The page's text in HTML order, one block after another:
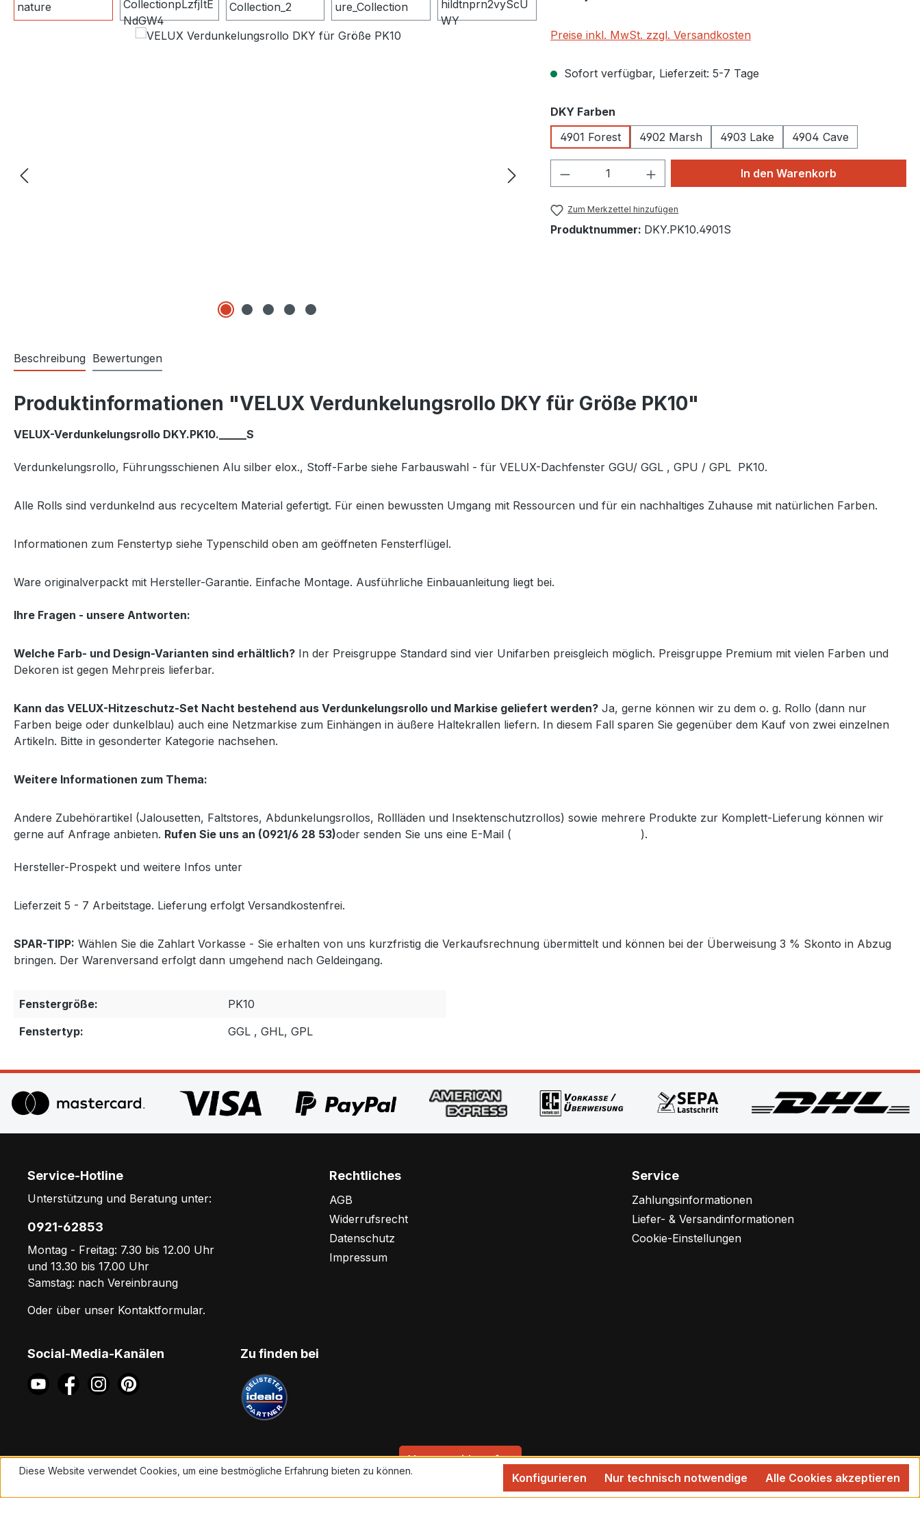
Preise inkl. MwSt. zzgl. Versandkosten
Sofort verfügbar, Lieferzeit: 5-7 Tage
DKY Farben
4901 Forest
4902 Marsh 4903 Lake 4904 Cave
Produkt Anzahl: Gib den gewünschten Wert
In den Warenkorb
Zum Merkzettel hinzufügen
Produktnummer: DKY.PK10.4901S
Beschreibung Bewertungen
Produktinformationen "VELUX Verdunkelungsrollo DKY für Größe PK10"
VELUX-Verdunkelungsrollo DKY.PK10._____S
Verdunkelungsrollo, Führungsschienen Alu silber elox., Stoff-Farbe siehe Farbauswahl - für VELUX-Dachfenster GGU/ GGL , GPU / GPL PK10.
Alle Rolls sind verdunkelnd aus recyceltem Material gefertigt. Für einen bewussten Umgang mit Ressourcen und für ein nachhaltiges Zuhause mit natürlichen Farben.
Informationen zum Fenstertyp siehe Typenschild oben am geöffneten Fensterflügel.
Ware originalverpackt mit Hersteller-Garantie. Einfache Montage. Ausführliche Einbauanleitung liegt bei.
Ihre Fragen - unsere Antworten:
Welche Farb- und Design-Varianten sind erhältlich? In der Preisgruppe Standard sind vier Unifarben preisgleich möglich. Preisgruppe Premium mit vielen Farben und
Dekoren ist gegen Mehrpreis lieferbar.
Kann das VELUX-Hitzeschutz-Set Nacht bestehend aus Verdunkelungsrollo und Markise geliefert werden? Ja, gerne können wir zu dem o. g. Rollo (dann nur
Farben beige oder dunkelblau) auch eine Netzmarkise zum Einhängen in äußere Haltekrallen liefern. In diesem Fall sparen Sie gegenüber dem Kauf von zwei einzelnen
Artikeln. Bitte in gesonderter Kategorie nachsehen.
Weitere Informationen zum Thema:
Andere Zubehörartikel (Jalousetten, Faltstores, Abdunkelungsrollos, Rollläden und Insektenschutzrollos) sowie mehrere Produkte zur Komplett-Lieferung können wir
gerne auf Anfrage anbieten. Rufen Sie uns an (0921/6 28 53)oder senden Sie uns eine E-Mail ( ).
Hersteller-Prospekt und weitere Infos unter
Lieferzeit 5 - 7 Arbeitstage. Lieferung erfolgt Versandkostenfrei.
SPAR-TIPP: Wählen Sie die Zahlart Vorkasse - Sie erhalten von uns kurzfristig die Verkaufsrechnung übermittelt und können bei der Überweisung 3 % Skonto in Abzug
bringen. Der Warenversand erfolgt dann umgehend nach Geldeingang.
Fenstergröße:
PK10
Fenstertyp:
GGL , GHL, GPL
Service-Hotline
Unterstützung und Beratung unter:
0921-62853
Montag - Freitag: 7.30 bis 12.00 Uhr
und 13.30 bis 17.00 Uhr
Samstag: nach Vereinbraung
Oder über unser Kontaktformular.
Rechtliches
AGB
Widerrufsrecht
Datenschutz
Impressum
Service
Zahlungsinformationen
Liefer- & Versandinformationen
Cookie-Einstellungen
Social-Media-Kanälen Zu finden bei
Vertrag widerrufen
Diese Website verwendet Cookies, um eine bestmögliche Erfahrung bieten zu können.
Nur technisch notwendige
Konfigurieren Alle Cookies akzeptieren